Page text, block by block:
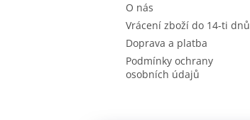
O nás
Vrácení zboží do 14-ti dnů
Doprava a platba
Podmínky ochrany
osobních údajů